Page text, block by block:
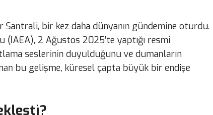
Santrali, bir kez daha dünyanın gündemine oturdu.
2 Ağustos 2025’te yaptığı resmi
seslerinin duyulduğunu ve dumanların
bu gelişme, küresel çapta büyük bir endişe